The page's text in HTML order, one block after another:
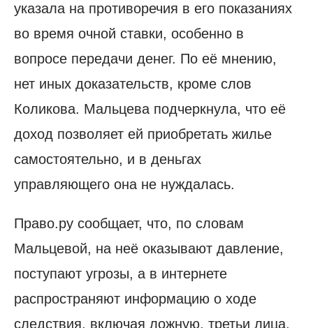
указала на противоречия в его показаниях
во время очной ставки, особенно в
вопросе передачи денег. По её мнению,
нет иных доказательств, кроме слов
Коликова. Мальцева подчеркнула, что её
доход позволяет ей приобретать жилье
самостоятельно, и в деньгах
управляющего она не нуждалась.
Право.ру сообщает, что, по словам
Мальцевой, на неё оказывают давление,
поступают угрозы, а в интернете
распространяют информацию о ходе
следствия, включая ложную, третьи лица,